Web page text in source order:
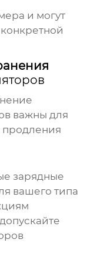
и могут
важны для
продления
зарядные
вашего типа